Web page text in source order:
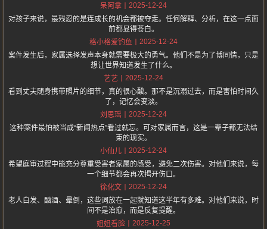
呆阿拿
2025-12-24
对孩子来说，最残忍的是连成长的机会都被夺走。任何解释、分析，在这一点面
前都显得苍白。
格小格爱钓鱼
2025-12-24
案件发生后，家属选择发声本身就需要极大的勇气。他们不是为了博同情，只是
想让世界知道发生了什么。
艺艺
2025-12-24
看到丈夫随身携带照片的细节，真的很心酸。那不是沉溺过去，而是害怕时间久
了，记忆会变淡。
刘思瑶
2025-12-24
这种案件最怕被当成“新闻热点”看过就忘。可对家属而言，这是一辈子都无法结
束的现实。
小仙儿
2025-12-24
希望庭审过程中能充分尊重受害者家属的感受，避免二次伤害。对他们来说，每
一个细节都会再次揭开伤口。
徐化文
2025-12-24
老人白发、酗酒、晕倒，这些词放在一起就知道这半年有多难。对他们来说，时
间不是治愈，而是反复提醒。
姐姐看脸
2025-12-25